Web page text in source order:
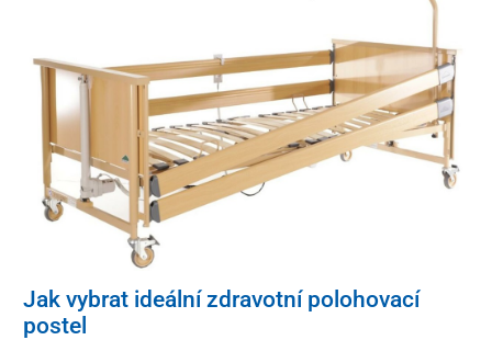
Jak vybrat ideální zdravotní polohovací
postel